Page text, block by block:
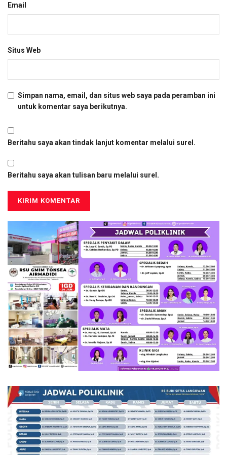
Email
Situs Web
Simpan nama, email, dan situs web saya pada peramban ini
untuk komentar saya berikutnya.
Beritahu saya akan tindak lanjut komentar melalui surel.
Beritahu saya akan tulisan baru melalui surel.